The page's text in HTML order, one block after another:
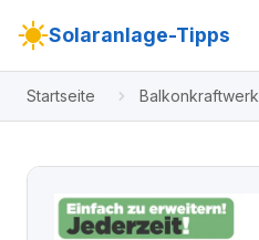
Solaranlage-Tipps
Startseite Balkonkraftwerk